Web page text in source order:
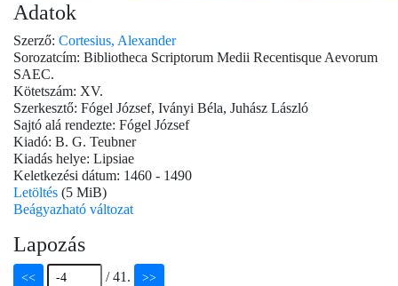
Adatok
Szerző: Cortesius, Alexander
Sorozatcím: Bibliotheca Scriptorum Medii Recentisque Aevorum
SAEC.
Kötetszám: XV.
Szerkesztő: Fógel József, Iványi Béla, Juhász László
Sajtó alá rendezte: Fógel József
Kiadó: B. G. Teubner
Kiadás helye: Lipsiae
Keletkezési dátum: 1460 - 1490
Letöltés (5 MiB)
Beágyazható változat
Lapozás
<< /41 . >>